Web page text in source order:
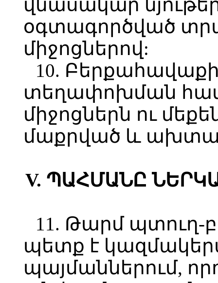
վնասակար
օգտագործված
միջոցներով:
10.
տեղափոխման
միջոցներն ու
մաքրված և
V. ՊԱՀՄԱՆԸ
11. Թարմ պտուղ-
պետք է
պայմաններում,